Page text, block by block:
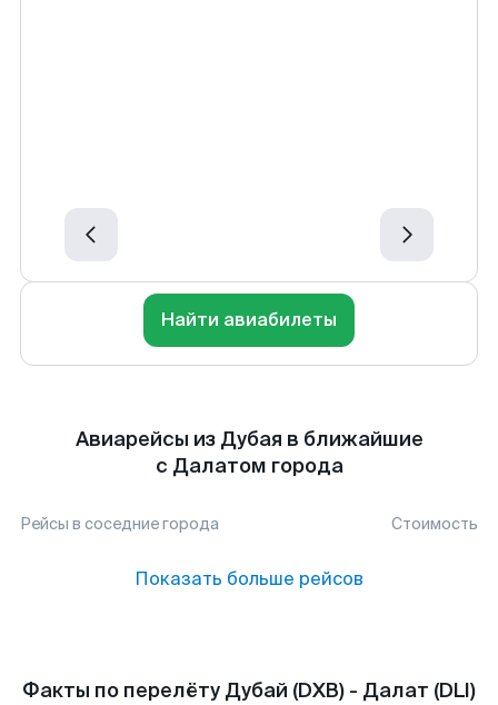
Найти авиабилеты
Авиарейсы из Дубая в ближайшие
с Далатом города
Рейсы в соседние города Стоимость
Показать больше рейсов
Факты по перелёту Дубай (DXB) - Далат (DLI)